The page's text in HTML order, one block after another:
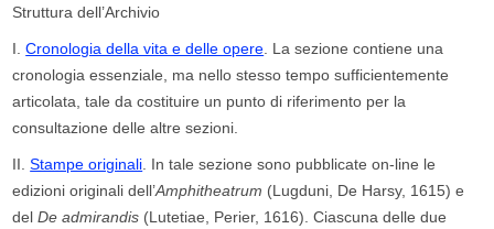
Struttura dell’Archivio
I. Cronologia della vita e delle opere . La sezione contiene una
cronologia essenziale, ma nello stesso tempo sufficientemente
articolata, tale da costituire un punto di riferimento per la
consultazione delle altre sezioni.
II. Stampe originali . In tale sezione sono pubblicate on-line le
edizioni originali dell’Amphitheatrum (Lugduni, De Harsy, 1615) e
delDe admirandis (Lutetiae, Perier, 1616). Ciascuna delle due